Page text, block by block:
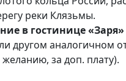
реки Клязьмы.
в гостинице «Заря»
другом аналогичном
за доп. плату).